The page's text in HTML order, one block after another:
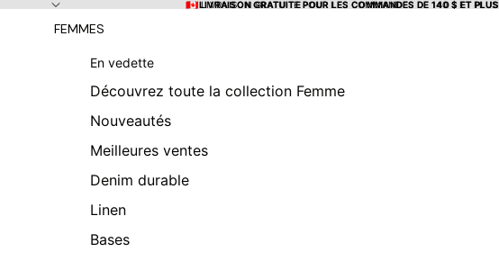
🇨🇦 LIVRAISON GRATUITE POUR LES COMMANDES DE 140 $ ET PLUS
🇨🇦 LIVRAISON GRATUITE POUR LES COMMANDES DE 140 $ ET PLUS
FEMMES
En vedette
Découvrez toute la collection Femme
Nouveautés
Meilleures ventes
Denim durable
Linen
Bases